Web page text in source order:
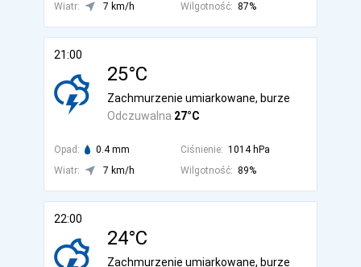
Wiatr:
7 km/h Wilgotność: 87%
21:00
25°C
Odczuwalna 27°C
Zachmurzenie umiarkowane, burze
Opad: 0.4 mm Ciśnienie: 1014 hPa
Wiatr:
7 km/h Wilgotność: 89%
22:00
24°C
Zachmurzenie umiarkowane, burze